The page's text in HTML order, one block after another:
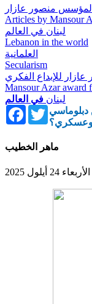
منصور عازار
Articles by Mansour
لبنان في العالم
Lebanon in the world
العلمانية
Secularism
للإبداع الفكري
Mansour Azar award
لبنان في العالم
FacebookTwitter
دبلوماسي
ماهر الخطيب
الأربعاء 24 أيلول 2025